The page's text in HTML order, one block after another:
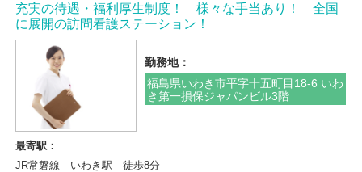
充実の待遇・福利厚生制度！ 様々な手当あり！ 全国
に展開の訪問看護ステーション！
勤務地：
福島県いわき市平字十五町目18-6 いわ
き第一損保ジャパンビル3階
最寄駅：
JR常磐線 いわき駅 徒歩8分